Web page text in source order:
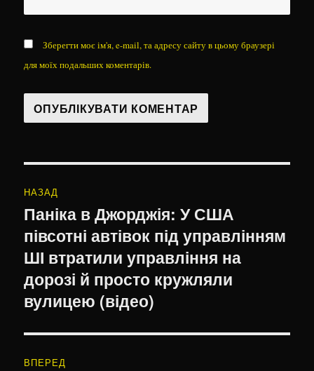
Зберегти моє ім'я, e-mail, та адресу сайту в цьому браузері
для моїх подальших коментарів.
записів
НАЗАД
Попередній
запис:
Паніка в Джорджія: У США
півсотні автівок під управлінням
ШІ втратили управління на
дорозі й просто кружляли
вулицею (відео)
ВПЕРЕД